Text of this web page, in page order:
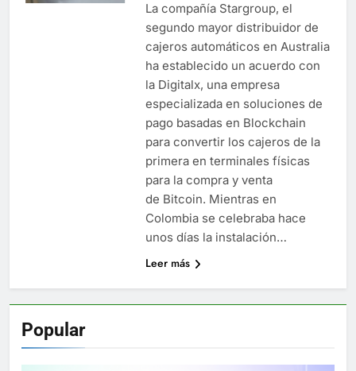
La compañía Stargroup, el
segundo mayor distribuidor de
cajeros automáticos en Australia
ha establecido un acuerdo con
la Digitalx, una empresa
especializada en soluciones de
pago basadas en Blockchain
para convertir los cajeros de la
primera en terminales físicas
para la compra y venta
de Bitcoin. Mientras en
Colombia se celebraba hace
unos días la instalación…
Leer más
Popular